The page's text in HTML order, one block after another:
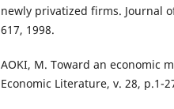
newly privatized firms. Journal
617, 1998.
AOKI, M. Toward an economic
Economic Literature, v. 28, p.1-